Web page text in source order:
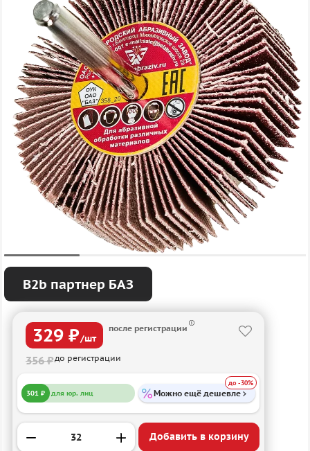
B2b партнер БАЗ
329 ₽/шт
после регистрации
356 ₽до регистрации
301 ₽ для юр. лиц Можно ещё дешевле
до -30%
Добавить в корзину